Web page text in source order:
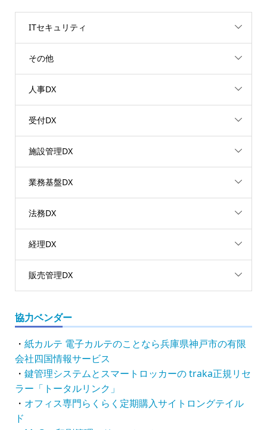
ITセキュリティ
その他
人事DX
受付DX
施設管理DX
業務基盤DX
法務DX
経理DX
販売管理DX
協力ベンダー
・ 紙カルテ 電子カルテのことなら兵庫県神戸市の有限
会社四国情報サービス
・ 鍵管理システムとスマートロッカーの traka正規リセ
ラー「トータルリンク」
・ オフィス専門らくらく定期購入サイトロングテイル
ド